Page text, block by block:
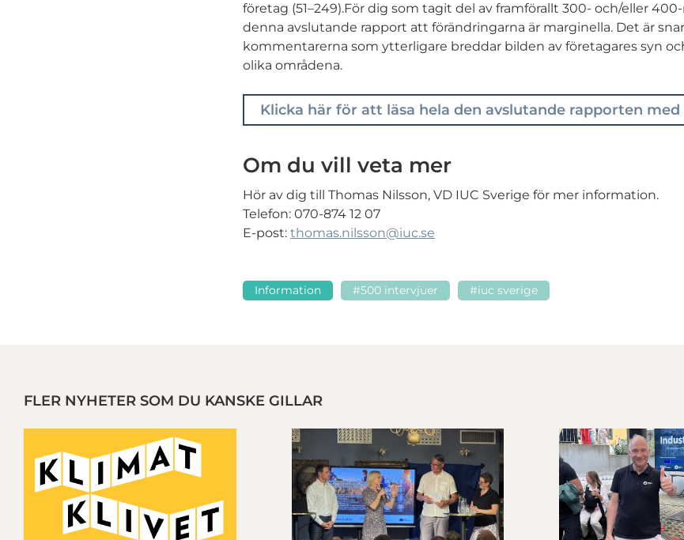
företag (51–249).För dig som tagit del av framförallt 300- och/eller
denna avslutande rapport att förändringarna är marginella. Det är
kommentarerna som ytterligare breddar bilden av företagares syn
olika områdena.
Klicka här för att läsa hela den avslutande rapporten
Om du vill veta mer
Hör av dig till Thomas Nilsson, VD IUC Sverige för mer information.
Telefon: 070-874 12 07
E-post: thomas.nilsson@iuc.se
Information #500 intervjuer #iuc sverige
FLER NYHETER SOM DU KANSKE GILLAR
Industry In West hjälper västsvensk industri att ställa om